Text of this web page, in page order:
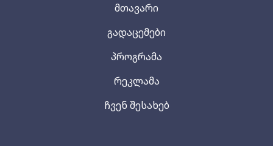
მთავარი
გადაცემები
პროგრამა
რეკლამა
ჩვენ შესახებ